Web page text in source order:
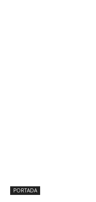
PORTADA